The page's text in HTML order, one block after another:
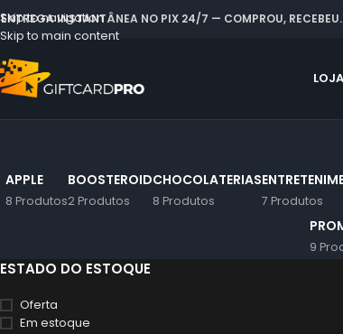
Skip to navigation
Skip to main content
ENTREGA INSTANTÂNEA NO PIX 24/7 — COMPROU, RECEBEU.
LOJA
APPLE
8 Produtos
BOOSTEROID
2 Produtos
CHOCOLATERIAS
8 Produtos 7 Produtos
9
ESTADO DO ESTOQUE
Oferta
Em estoque